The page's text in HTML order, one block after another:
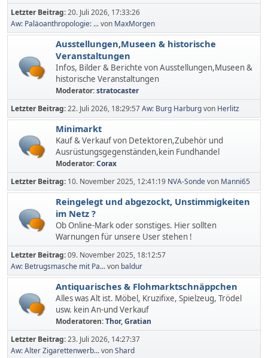
Letzter Beitrag:20. Juli 2026, 17:33:26
Aw: Paläoanthropologie: ...von MaxMorgen
Ausstellungen,Museen & historische
Veranstaltungen
Infos, Bilder & Berichte von Ausstellungen,Museen &
historische Veranstaltungen
Moderator:stratocaster
Letzter Beitrag:22. Juli 2026, 18:29:57Aw: Burg Harburgvon Herlitz
Minimarkt
Kauf & Verkauf von Detektoren,Zubehör und
Ausrüstungsgegenständen,kein Fundhandel
Moderator:Corax
Letzter Beitrag: 10. November 2025, 12:41:19 NVA-Sondevon Manni65
Reingelegt und abgezockt, Unstimmigkeiten
im Netz ?
Ob Online-Mark oder sonstiges. Hier sollten
Warnungen für unsere User stehen !
Letzter Beitrag:09. November 2025, 18:12:57
Aw: Betrugsmasche mit Pa...von baldur
Antiquarisches & Flohmarktschnäppchen
Alles was Alt ist. Möbel, Kruzifixe, Spielzeug, Trödel
usw. kein An-und Verkauf
Moderatoren:Thor,Gratian
Letzter Beitrag:23. Juli 2026, 14:27:37
Aw: Alter Zigarettenwerb...vonShard